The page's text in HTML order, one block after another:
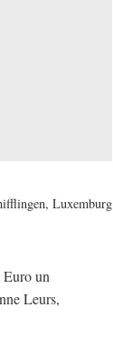
Luxemburg
un
Leurs,